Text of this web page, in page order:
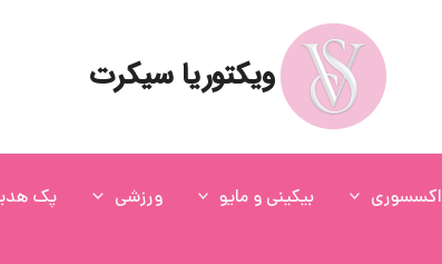
ویکتوریا سیکرت
اکسسوری بیکینی و مایو ورزشی پک